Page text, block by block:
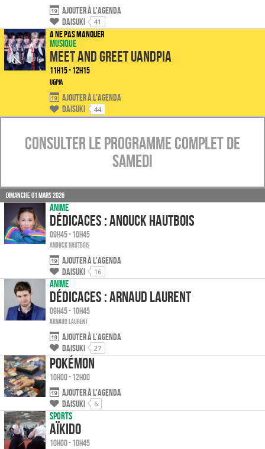
Ajouter à l'agenda
Daisuki
41
A ne pas manquer
Musique
Meet and Greet UandPIA
11h15 - 12h15
U&Pia
Ajouter à l'agenda
Daisuki
44
Consulter le programme complet de
Samedi
Dimanche 01 mars 2026
Anime
Dédicaces : Anouck Hautbois
09h45 - 10h45
Anouck HAUTBOIS
Ajouter à l'agenda
Daisuki
16
Anime
Dédicaces : Arnaud Laurent
09h45 - 10h45
Arnaud LAURENT
Ajouter à l'agenda
Daisuki
27
Pokémon
10h00 - 12h00
Ajouter à l'agenda
Daisuki
6
Sports
Aïkido
10h00 - 10h45